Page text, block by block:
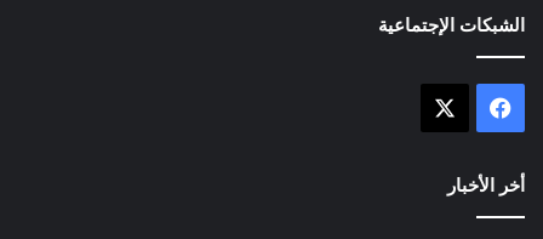
الشبكات الإجتماعية
فيسبوك
أخر الأخبار